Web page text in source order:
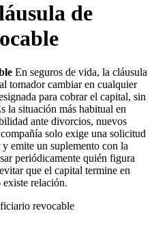
de
En seguros de vida, la cláusula
tomador cambiar en cualquier
para cobrar el capital, sin
la situación más habitual en
ante divorcios, nuevos
solo exige una solicitud
emite un suplemento con la
periódicamente quién figura
que el capital termine en
relación.